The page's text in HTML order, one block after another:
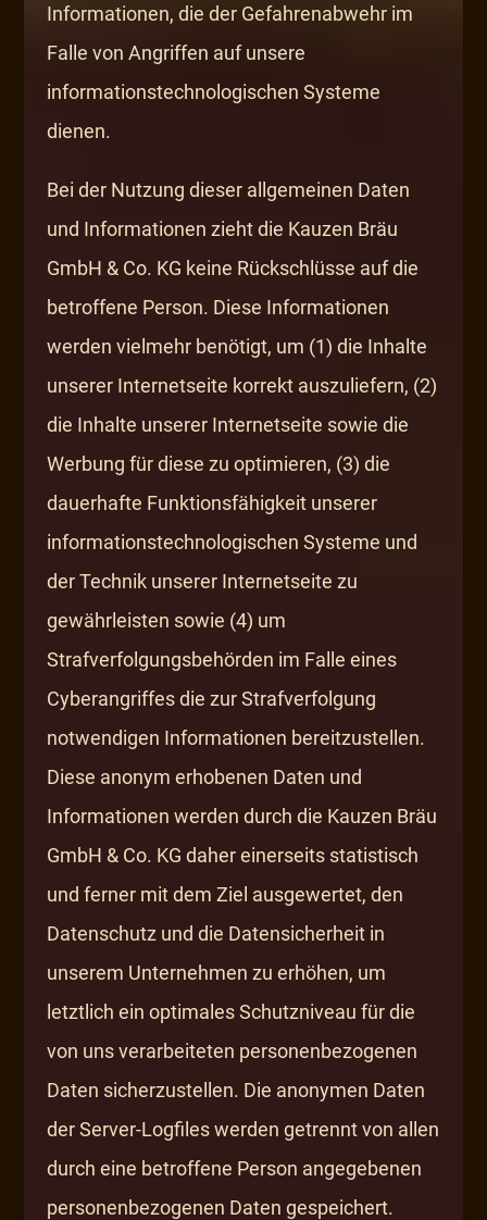
Informationen, die der Gefahrenabwehr im
Falle von Angriffen auf unsere
informationstechnologischen Systeme
dienen.
Bei der Nutzung dieser allgemeinen Daten
und Informationen zieht die Kauzen Bräu
GmbH & Co. KG keine Rückschlüsse auf die
betroffene Person. Diese Informationen
werden vielmehr benötigt, um (1) die Inhalte
unserer Internetseite korrekt auszuliefern, (2)
die Inhalte unserer Internetseite sowie die
Werbung für diese zu optimieren, (3) die
dauerhafte Funktionsfähigkeit unserer
informationstechnologischen Systeme und
der Technik unserer Internetseite zu
gewährleisten sowie (4) um
Strafverfolgungsbehörden im Falle eines
Cyberangriffes die zur Strafverfolgung
notwendigen Informationen bereitzustellen.
Diese anonym erhobenen Daten und
Informationen werden durch die Kauzen Bräu
GmbH & Co. KG daher einerseits statistisch
und ferner mit dem Ziel ausgewertet, den
Datenschutz und die Datensicherheit in
unserem Unternehmen zu erhöhen, um
letztlich ein optimales Schutzniveau für die
von uns verarbeiteten personenbezogenen
Daten sicherzustellen. Die anonymen Daten
der Server-Logfiles werden getrennt von allen
durch eine betroffene Person angegebenen
personenbezogenen Daten gespeichert.